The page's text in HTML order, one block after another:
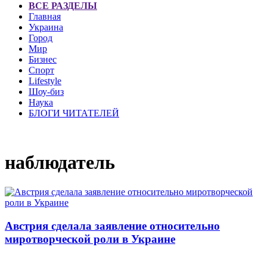
ВСЕ РАЗДЕЛЫ
Главная
Украина
Город
Мир
Бизнес
Спорт
Lifestyle
Шоу-биз
Наука
БЛОГИ ЧИТАТЕЛЕЙ
наблюдатель
Австрия сделала заявление относительно
миротворческой роли в Украине